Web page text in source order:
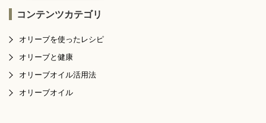
コンテンツカテゴリ
オリーブを使ったレシピ
オリーブと健康
オリーブオイル活用法
オリーブオイル